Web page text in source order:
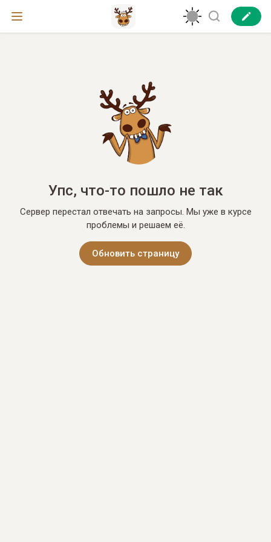
Упс, что-то пошло не так
Сервер перестал отвечать на запросы. Мы уже в курсе
проблемы и решаем её.
Обновить страницу